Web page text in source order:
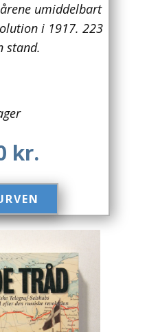
umiddelbart
i 1917. 223
stand.
kr.